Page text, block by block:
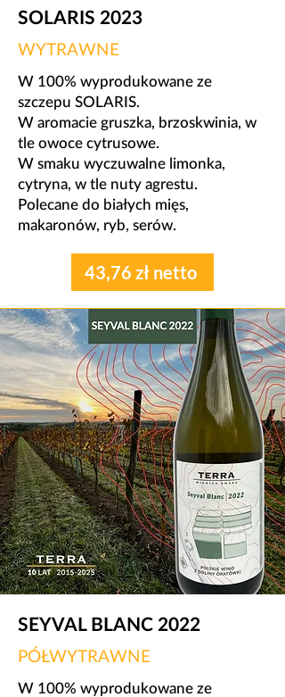
SOLARIS 2023
WYTRAWNE
W 100% wyprodukowane ze
szczepu SOLARIS.
​W aromacie gruszka, brzoskwinia, w
tle owoce cytrusowe.
W smaku wyczuwalne limonka,
cytryna, w tle nuty agrestu.
​Polecane do białych mięs,
makaronów, ryb, serów.
43,76 zł netto
SEYVAL BLANC 2022
PÓŁWYTRAWNE
W 100% wyprodukowane ze